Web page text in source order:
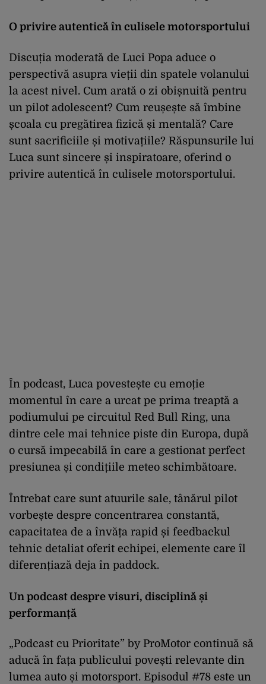
O privire autentică în culisele motorsportului
Discuția moderată de Luci Popa aduce o
perspectivă asupra vieții din spatele volanului
la acest nivel. Cum arată o zi obișnuită pentru
un pilot adolescent? Cum reușește să îmbine
școala cu pregătirea fizică și mentală? Care
sunt sacrificiile și motivațiile? Răspunsurile lui
Luca sunt sincere și inspiratoare, oferind o
privire autentică în culisele motorsportului.
În podcast, Luca povestește cu emoție
momentul în care a urcat pe prima treaptă a
podiumului pe circuitul Red Bull Ring, una
dintre cele mai tehnice piste din Europa, după
o cursă impecabilă în care a gestionat perfect
presiunea și condițiile meteo schimbătoare.
Întrebat care sunt atuurile sale, tânărul pilot
vorbește despre concentrarea constantă,
capacitatea de a învăța rapid și feedbackul
tehnic detaliat oferit echipei, elemente care îl
diferențiază deja în paddock.
Un podcast despre visuri, disciplină și
performanță
„Podcast cu Prioritate” by ProMotor continuă să
aducă în fața publicului povești relevante din
lumea auto și motorsport. Episodul #78 este un